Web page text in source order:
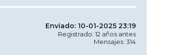
Enviado: 10-01-2025 23:19
Registrado: 12 años antes
Mensajes: 314